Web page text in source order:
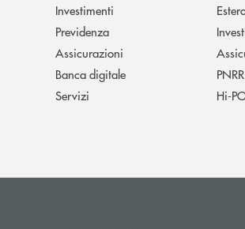
Investimenti
Previdenza
Assicurazioni
Banca digitale
Servizi
PNRR
Hi-